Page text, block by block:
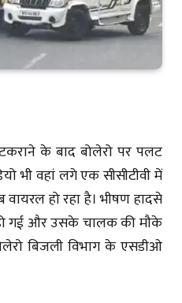
के बाद बोलेरो पर पलट
भी वहां लगे एक सीसीटीवी में
वायरल हो रहा है। भीषण हादसे
गई और उसके चालक की मौके
बिजली विभाग के एसडीओ